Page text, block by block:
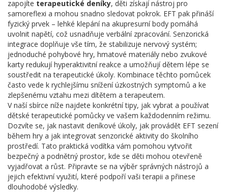
zapojíte terapeutické deníky, děti získají nástroj pro
samoreflexi a mohou snadno sledovat pokrok. EFT pak přináší
fyzický prvek – lehké klepání na akupresurní body pomáhá
uvolnit napětí, což usnadňuje verbální zpracování. Senzorická
integrace doplňuje vše tím, že stabilizuje nervový systém;
jednoduché pohybové hry, hmatové materiály nebo zvukové
karty redukují hyperaktivitní reakce a umožňují dětem lépe se
soustředit na terapeutické úkoly. Kombinace těchto pomůcek
často vede k rychlejšímu snížení úzkostných symptomů a ke
zlepšenému vztahu mezi dítětem a terapeutem.
V naší sbírce níže najdete konkrétní tipy, jak vybrat a používat
dětské terapeutické pomůcky ve vašem každodenním režimu.
Dozvíte se, jak nastavit deníkové úkoly, jak provádět EFT sezení
během hry a jak integrovat senzorické aktivity do školního
prostředí. Tato praktická vodítka vám pomohou vytvořit
bezpečný a podnětný prostor, kde se děti mohou otevřeně
vyjadřovat a růst. Připravte se na výběr správných nástrojů a
jejich efektivní využití, které podpoří vaši terapii a přinese
dlouhodobé výsledky.